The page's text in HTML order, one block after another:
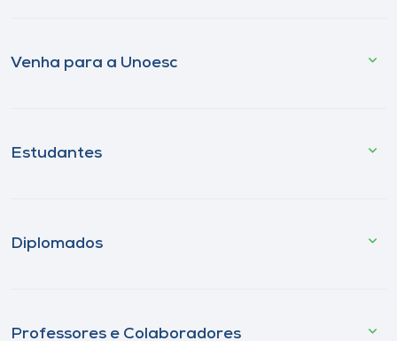
Venha para a Unoesc
Estudantes
Diplomados
Professores e Colaboradores